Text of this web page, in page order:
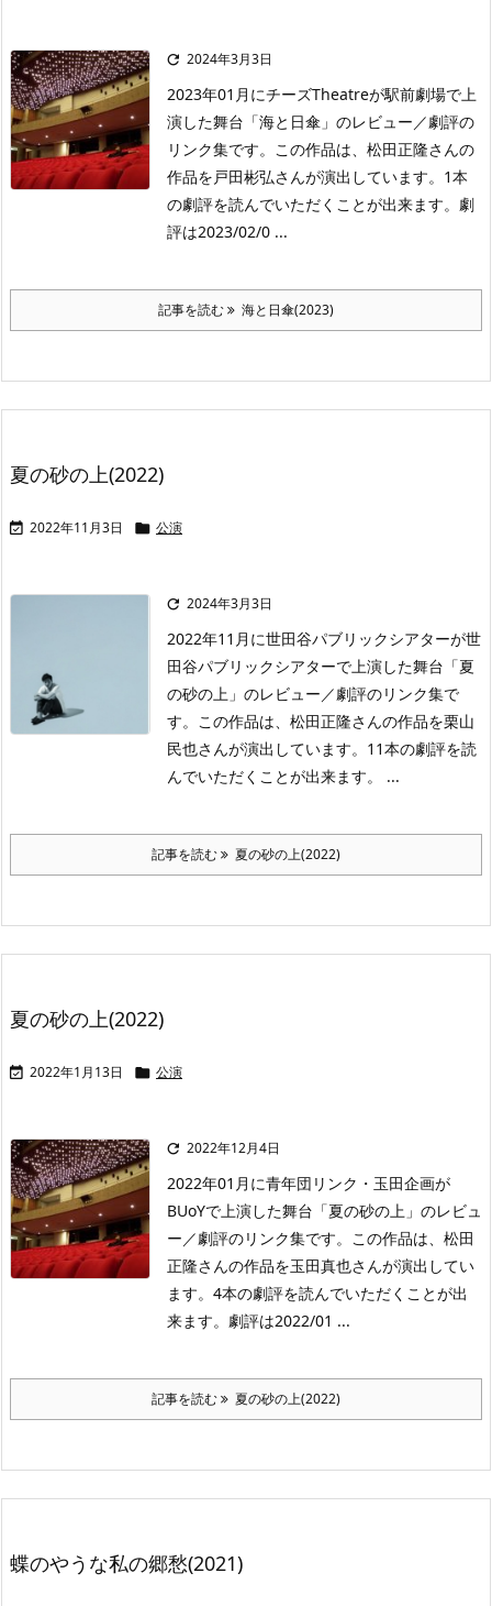
 2024年3月3日
2023年01月にチーズTheatreが駅前劇場で上
演した舞台「海と日傘」のレビュー／劇評の
リンク集です。この作品は、松田正隆さんの
作品を戸田彬弘さんが演出しています。1本
の劇評を読んでいただくことが出来ます。劇
評は2023/02/0 ...
記事を読む 海と日傘(2023)
夏の砂の上(2022)
 2022年11月3日  公演
 2024年3月3日
2022年11月に世田谷パブリックシアターが世
田谷パブリックシアターで上演した舞台「夏
の砂の上」のレビュー／劇評のリンク集で
す。この作品は、松田正隆さんの作品を栗山
民也さんが演出しています。11本の劇評を読
んでいただくことが出来ます。 ...
記事を読む 夏の砂の上(2022)
夏の砂の上(2022)
 2022年1月13日  公演
 2022年12月4日
2022年01月に青年団リンク・玉田企画が
BUoYで上演した舞台「夏の砂の上」のレビュ
ー／劇評のリンク集です。この作品は、松田
正隆さんの作品を玉田真也さんが演出してい
ます。4本の劇評を読んでいただくことが出
来ます。劇評は2022/01 ...
記事を読む 夏の砂の上(2022)
蝶のやうな私の郷愁(2021)